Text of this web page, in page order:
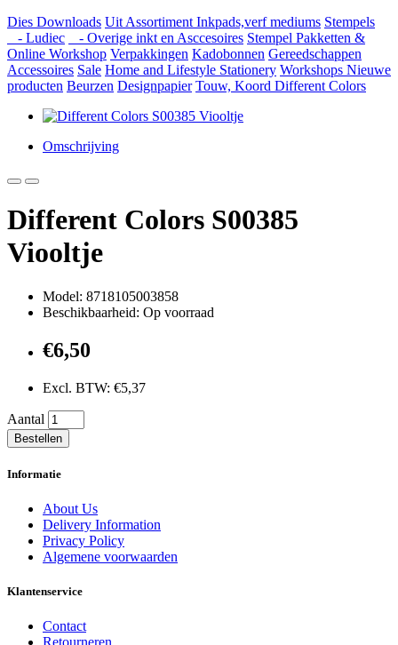
Dies Downloads Uit Assortiment Inkpads,verf mediums Stempels
- Ludiec
- Overige inkt en Asccesoires Stempel Pakketten &
Online Workshop Verpakkingen Kadobonnen Gereedschappen
Accessoires Sale Home and Lifestyle Stationery Workshops Nieuwe
producten Beurzen Designpapier Touw, Koord Different Colors
Omschrijving
Different Colors S00385
Viooltje
Model: 8718105003858
Beschikbaarheid: Op voorraad
€6,50
Excl. BTW: €5,37
Aantal
Bestellen
Informatie
About Us
Delivery Information
Privacy Policy
Algemene voorwaarden
Klantenservice
Contact